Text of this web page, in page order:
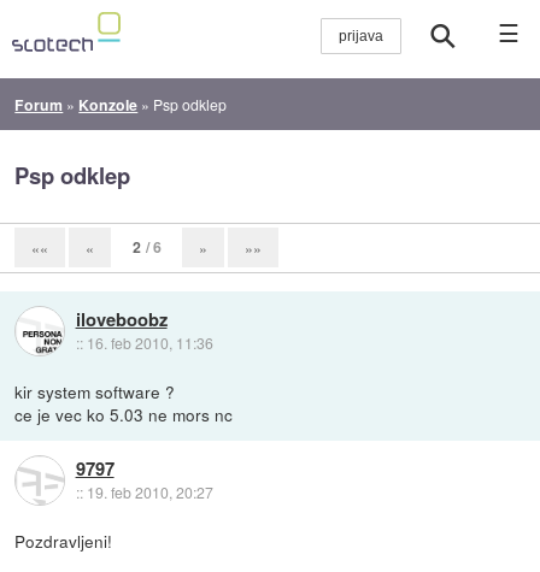
☰
Forum » Konzole » Psp odklep
Psp odklep
«« « 2 / 6 » »»
iloveboobz
:: 16. feb 2010, 11:36
kir system software ?
ce je vec ko 5.03 ne mors nc
9797
:: 19. feb 2010, 20:27
Pozdravljeni!